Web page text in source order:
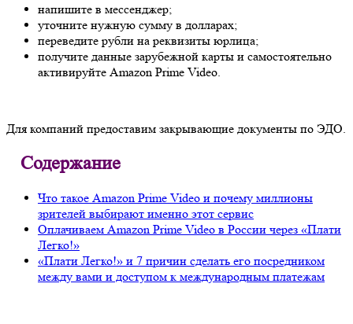
напишите в мессенджер;
уточните нужную сумму в долларах;
переведите рубли на реквизиты юрлица;
получите данные зарубежной карты и самостоятельно
активируйте Amazon Prime Video.
Для компаний предоставим закрывающие документы по ЭДО.
Содержание
Что такое Amazon Prime Video и почему миллионы
зрителей выбирают именно этот сервис
Оплачиваем Amazon Prime Video в России через «Плати
Легко!»
«Плати Легко!» и 7 причин сделать его посредником
между вами и доступом к международным платежам